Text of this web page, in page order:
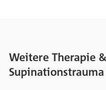
Weitere Therapie
Supinationstrauma